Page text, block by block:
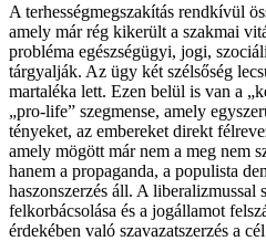
A terhességmegszakítás rendkívül
amely már rég kikerült a szakmai
probléma egészségügyi, jogi,
tárgyalják. Az ügy két szélsőség
martaléka lett. Ezen belül is van a
„pro-life” szegmense, amely
tényeket, az embereket direkt
amely mögött már nem a meg nem
hanem a propaganda, a populista
haszonszerzés áll. A liberalizmussal
felkorbácsolása és a jogállamot
érdekében való szavazatszerzés a